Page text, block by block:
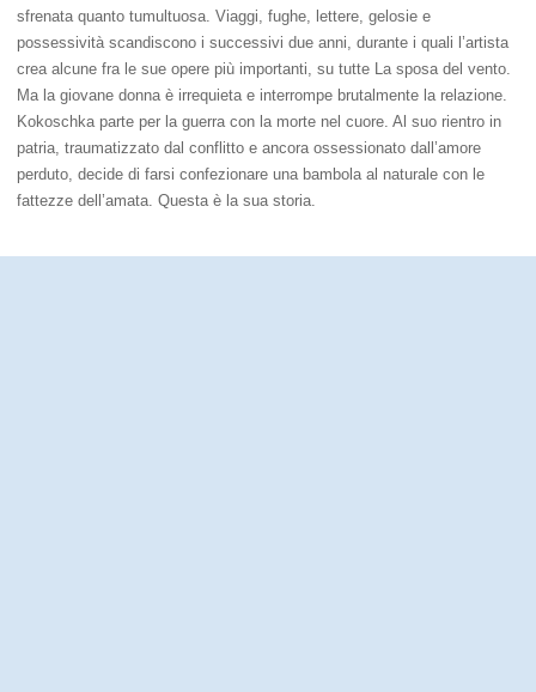
sfrenata quanto tumultuosa. Viaggi, fughe, lettere, gelosie e
possessività scandiscono i successivi due anni, durante i quali l’artista
crea alcune fra le sue opere più importanti, su tutte La sposa del vento.
Ma la giovane donna è irrequieta e interrompe brutalmente la relazione.
Kokoschka parte per la guerra con la morte nel cuore. Al suo rientro in
patria, traumatizzato dal conflitto e ancora ossessionato dall’amore
perduto, decide di farsi confezionare una bambola al naturale con le
fattezze dell’amata. Questa è la sua storia.